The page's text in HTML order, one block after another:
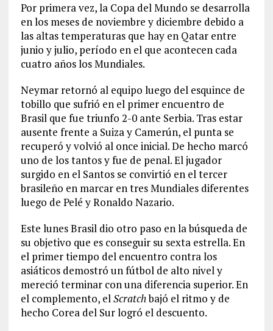
Por primera vez, la Copa del Mundo se desarrolla
en los meses de noviembre y diciembre debido a
las altas temperaturas que hay en Qatar entre
junio y julio, período en el que acontecen cada
cuatro años los Mundiales.
Neymar retornó al equipo luego del esquince de
tobillo que sufrió en el primer encuentro de
Brasil que fue triunfo 2-0 ante Serbia. Tras estar
ausente frente a Suiza y Camerún, el punta se
recuperó y volvió al once inicial. De hecho marcó
uno de los tantos y fue de penal. El jugador
surgido en el Santos se convirtió en el tercer
brasileño en marcar en tres Mundiales diferentes
luego de Pelé y Ronaldo Nazario.
Este lunes Brasil dio otro paso en la búsqueda de
su objetivo que es conseguir su sexta estrella. En
el primer tiempo del encuentro contra los
asiáticos demostró un fútbol de alto nivel y
mereció terminar con una diferencia superior. En
el complemento, elScratchbajó el ritmo y de
hecho Corea del Sur logró el descuento.